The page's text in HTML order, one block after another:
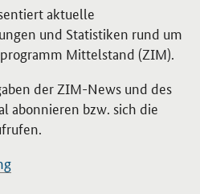
aktuelle
und Statistiken rund um
Mittelstand (ZIM).
der ZIM-News und des
abonnieren bzw. sich die